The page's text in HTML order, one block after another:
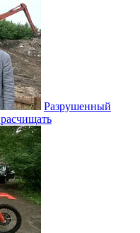
Разрушенный